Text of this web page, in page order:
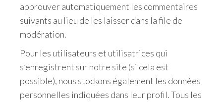
approuver automatiquement les commentaires
suivants au lieu de les laisser dans la file de
modération.
Pour les utilisateurs et utilisatrices qui
s’enregistrent sur notre site (si cela est
possible), nous stockons également les données
personnelles indiquées dans leur profil. Tous les